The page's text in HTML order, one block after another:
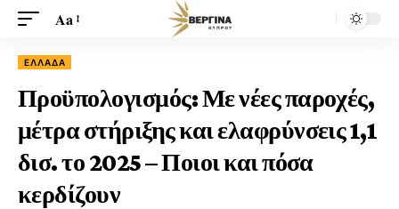
Aa
ΕΛΛΆΔΑ
Προϋπολογισμός: Με νέες παροχές,
μέτρα στήριξης και ελαφρύνσεις 1,1
δισ. το 2025 – Ποιοι και πόσα
κερδίζουν